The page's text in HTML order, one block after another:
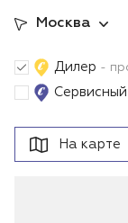
Москва
Дилер -
На карте